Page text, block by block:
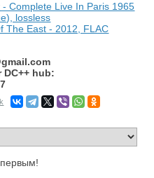
Complete Live In Paris 1965
lossless
The East - 2012, FLAC
hub: